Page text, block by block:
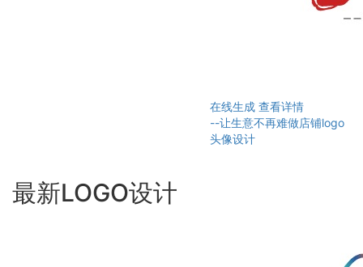
在线生成 查看详情
--让生意不再难做店铺logo
头像设计
最新LOGO设计